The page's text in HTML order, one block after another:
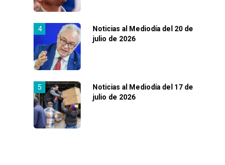
Noticias al Mediodía del 20 de
julio de 2026
Noticias al Mediodía del 17 de
julio de 2026